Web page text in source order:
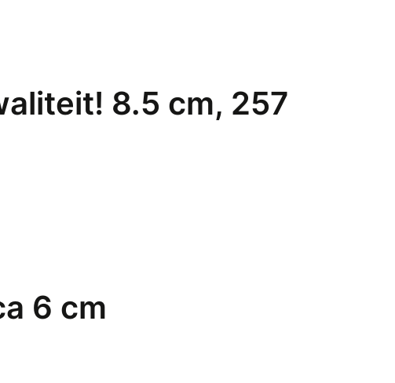
8.5 cm, 257
6 cm